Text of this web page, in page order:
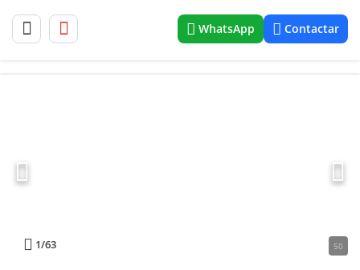
WhatsApp Contactar
1/63 50